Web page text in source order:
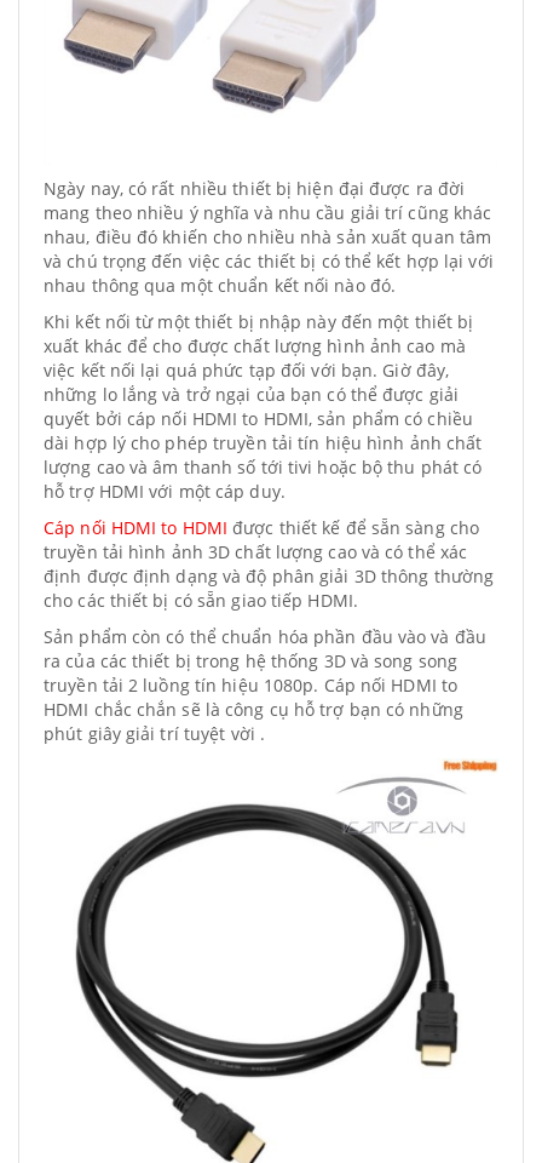
Ngày nay, có rất nhiều thiết bị hiện đại được ra đời
mang theo nhiều ý nghĩa và nhu cầu giải trí cũng khác
nhau, điều đó khiến cho nhiều nhà sản xuất quan tâm
và chú trọng đến việc các thiết bị có thể kết hợp lại với
nhau thông qua một chuẩn kết nối nào đó.
Khi kết nối từ một thiết bị nhập này đến một thiết bị
xuất khác để cho được chất lượng hình ảnh cao mà
việc kết nối lại quá phức tạp đối với bạn. Giờ đây,
những lo lắng và trở ngại của bạn có thể được giải
quyết bởi cáp nối HDMI to HDMI, sản phẩm có chiều
dài hợp lý cho phép truyền tải tín hiệu hình ảnh chất
lượng cao và âm thanh số tới tivi hoặc bộ thu phát có
hỗ trợ HDMI với một cáp duy.
Cáp nối HDMI to HDMIđược thiết kế để sẵn sàng cho
truyền tải hình ảnh 3D chất lượng cao và có thể xác
định được định dạng và độ phân giải 3D thông thường
cho các thiết bị có sẵn giao tiếp HDMI.
Sản phẩm còn có thể chuẩn hóa phần đầu vào và đầu
ra của các thiết bị trong hệ thống 3D và song song
truyền tải 2 luồng tín hiệu 1080p. Cáp nối HDMI to
HDMI chắc chắn sẽ là công cụ hỗ trợ bạn có những
phút giây giải trí tuyệt vời .